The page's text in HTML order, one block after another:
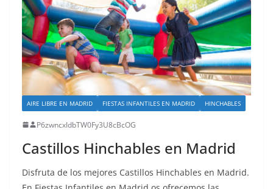
AIRE LIBRE EN MADRID FIESTAS INFANTILES EN MADRID HINCHABLES
P6zwncxIdbTW0Fy3U8cBcOG
Castillos Hinchables en Madrid
Disfruta de los mejores Castillos Hinchables en Madrid.